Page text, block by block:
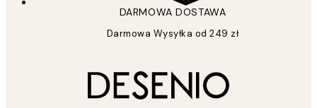
DARMOWA DOSTAWA
Darmowa Wysyłka od 249 zł